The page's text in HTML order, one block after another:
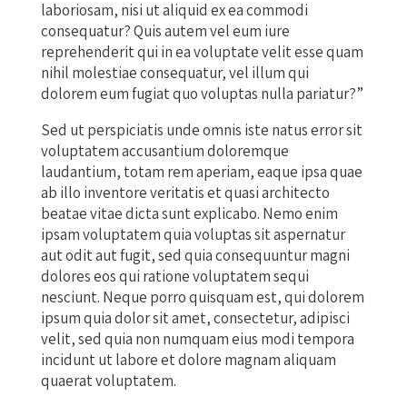
laboriosam, nisi ut aliquid ex ea commodi
consequatur? Quis autem vel eum iure
reprehenderit qui in ea voluptate velit esse quam
nihil molestiae consequatur, vel illum qui
dolorem eum fugiat quo voluptas nulla pariatur?”
Sed ut perspiciatis unde omnis iste natus error sit
voluptatem accusantium doloremque
laudantium, totam rem aperiam, eaque ipsa quae
ab illo inventore veritatis et quasi architecto
beatae vitae dicta sunt explicabo. Nemo enim
ipsam voluptatem quia voluptas sit aspernatur
aut odit aut fugit, sed quia consequuntur magni
dolores eos qui ratione voluptatem sequi
nesciunt. Neque porro quisquam est, qui dolorem
ipsum quia dolor sit amet, consectetur, adipisci
velit, sed quia non numquam eius modi tempora
incidunt ut labore et dolore magnam aliquam
quaerat voluptatem.